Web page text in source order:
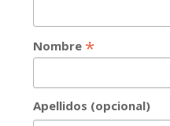
Nombre *
Apellidos (opcional)